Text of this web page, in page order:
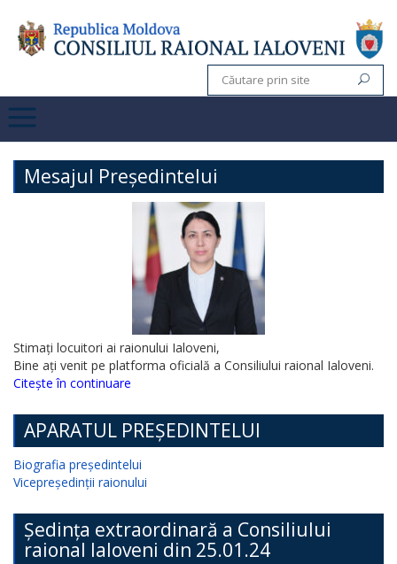
Mesajul Președintelui
Stimați locuitori ai raionului Ialoveni,
Bine ați venit pe platforma oficială a Consiliului raional Ialoveni.
Citește în continuare
APARATUL PREȘEDINTELUI
Biografia președintelui
Vicepreședinții raionului
Ședința extraordinară a Consiliului
raional Ialoveni din 25.01.24